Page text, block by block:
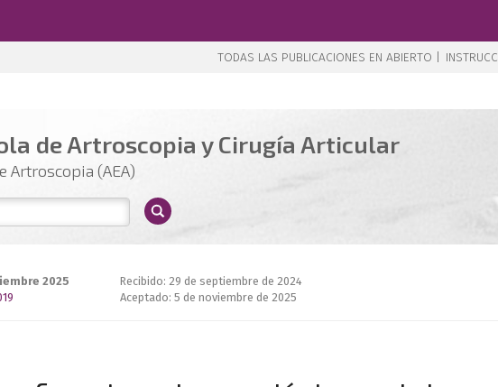
TODAS LAS PUBLICACIONES EN ABIERTO |
de Artroscopia y Cirugía Articular
Artroscopia (AEA)
2025
Recibido: 29 de septiembre de 2024
Aceptado: 5 de noviembre de 2025